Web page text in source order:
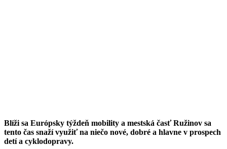
Blíži sa Európsky týždeň mobility a mestská časť Ružinov sa
tento čas snaží využiť na niečo nové, dobré a hlavne v prospech
detí a cyklodopravy.